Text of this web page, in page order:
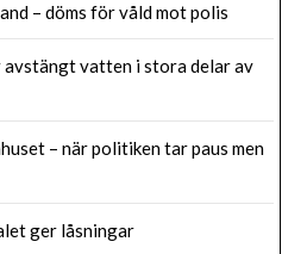
– döms för våld mot polis
avstängt vatten i stora delar av
– när politiken tar paus men
ger låsningar